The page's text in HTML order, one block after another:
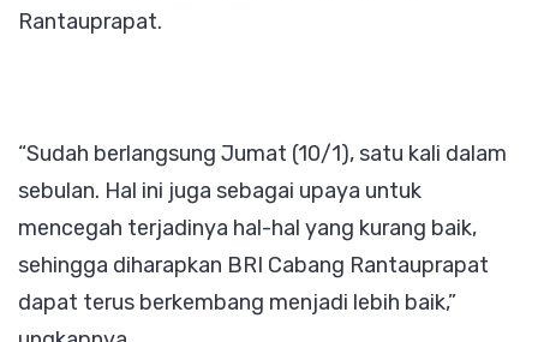
Rantauprapat.
“Sudah berlangsung Jumat (10/1), satu kali dalam
sebulan. Hal ini juga sebagai upaya untuk
mencegah terjadinya hal-hal yang kurang baik,
sehingga diharapkan BRI Cabang Rantauprapat
dapat terus berkembang menjadi lebih baik,”